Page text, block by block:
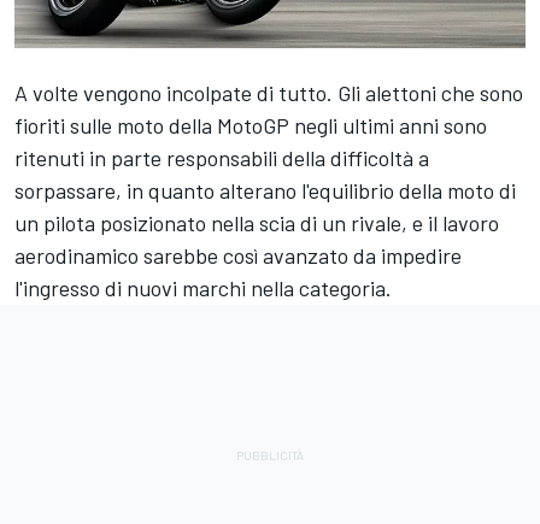
A volte vengono incolpate di tutto. Gli alettoni che sono
fioriti sulle moto della MotoGP negli ultimi anni sono
ritenuti in parte responsabili della difficoltà a
sorpassare, in quanto alterano l'equilibrio della moto di
un pilota posizionato nella scia di un rivale, e il lavoro
aerodinamico sarebbe così avanzato da impedire
l'ingresso di nuovi marchi nella categoria.